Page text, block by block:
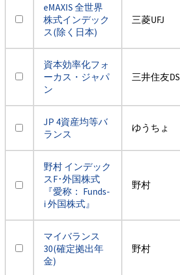
eMAXIS 全世界
株式インデック
ス(除く日本)
三菱UFJ
資本効率化フォ
ーカス・ジャパ
ン
三井住友DS
JP 4資産均等バ
ランス
ゆうちょ
野村 インデック
スF･外国株式
『愛称： Funds-
i 外国株式』
野村
マイバランス
30(確定拠出年
金)
野村